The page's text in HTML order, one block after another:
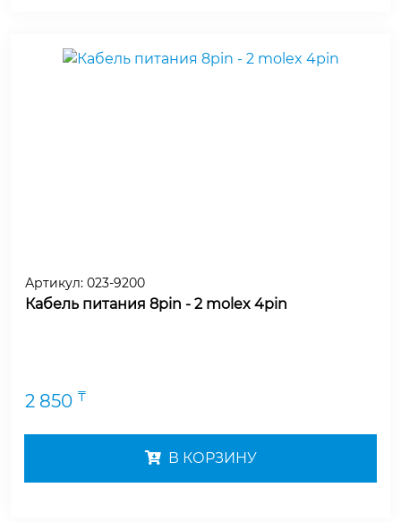
Артикул: 023-9200
Кабель питания 8pin - 2 molex 4pin
2 850 ₸
В КОРЗИНУ